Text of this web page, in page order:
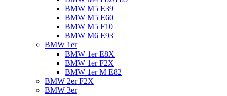
BMW M5 E39
BMW M5 E60
BMW M5 F10
BMW M6 E93
BMW 1er
BMW 1er E8X
BMW 1er F2X
BMW 1er M E82
BMW 2er F2X
BMW 3er